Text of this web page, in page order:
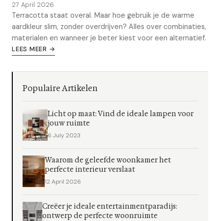
27 April 2026
Terracotta staat overal. Maar hoe gebruik je de warme
aardkleur slim, zonder overdrijven? Alles over combinaties,
materialen en wanneer je beter kiest voor een alternatief.
LEES MEER →
Populaire Artikelen
Licht op maat: Vind de ideale lampen voor
jouw ruimte
6 July 2023
Waarom de geleefde woonkamer het
perfecte interieur verslaat
12 April 2026
Creëer je ideale entertainmentparadijs:
ontwerp de perfecte woonruimte